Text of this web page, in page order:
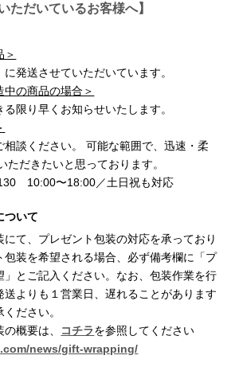
ただいているお客様へ】
＞
に発送させていただいています。
中の商品の場合＞
限り早くお知らせいたします。
相談ください。 可能な範囲で、迅速・柔
ただきたいと思っております。
10:00〜18:00／土日祝も対応
ついて
にて、プレゼント包装の対応を承っており
包装を希望される場合、必ず備考欄に「プ
」とご記入ください。なお、包装作業を行
送よりも１営業日、遅れることがあります
ださい。
概要は、 コチラを参照してください
news/gift-wrapping/